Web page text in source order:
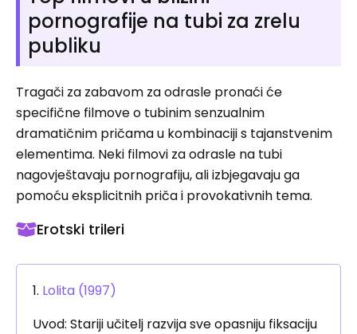
pornografije na tubi za zrelu
publiku
Tragači za zabavom za odrasle pronaći će
specifične filmove o tubinim senzualnim
dramatičnim pričama u kombinaciji s tajanstvenim
elementima. Neki filmovi za odrasle na tubi
nagovještavaju pornografiju, ali izbjegavaju ga
pomoću eksplicitnih priča i provokativnih tema.
Erotski trileri
1. Lolita (1997)
Uvod: Stariji učitelj razvija sve opasniju fiksaciju